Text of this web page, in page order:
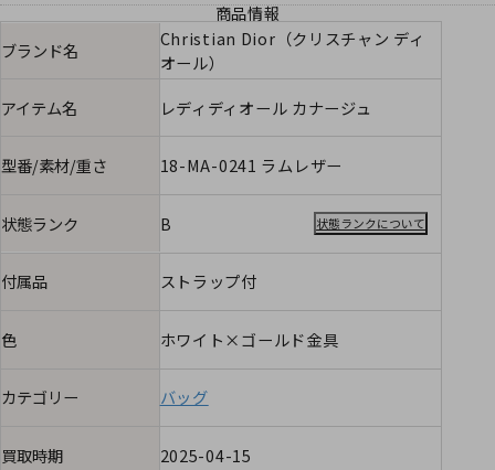
商品情報
ブランド名
Christian Dior（クリスチャン ディ
オール）
アイテム名
レディディオール カナージュ
型番/素材/重さ 18-MA-0241 ラムレザー
状態ランク B 状態ランクについて
付属品 ストラップ付
色 ホワイト×ゴールド金具
カテゴリー バッグ
買取時期 2025-04-15